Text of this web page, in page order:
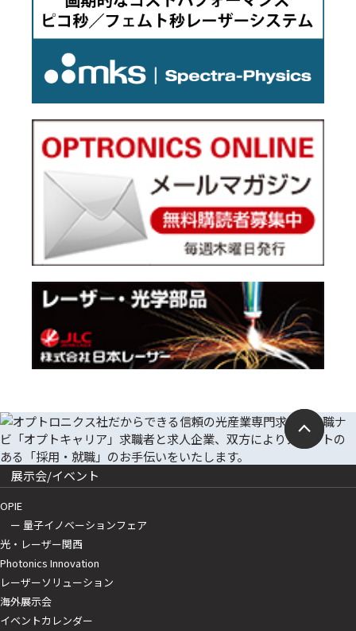
展示会/イベント
OPIE
ー 量子イノベーションフェア
光・レーザー関西
Photonics Innovation
レーザーソリューション
海外展示会
イベントカレンダー